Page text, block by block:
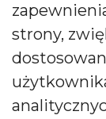
Polski
Od
pokolenia.
zapachowych
strony,